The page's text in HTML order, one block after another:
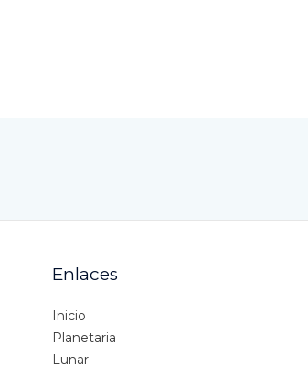
Enlaces
Inicio
Planetaria
Lunar